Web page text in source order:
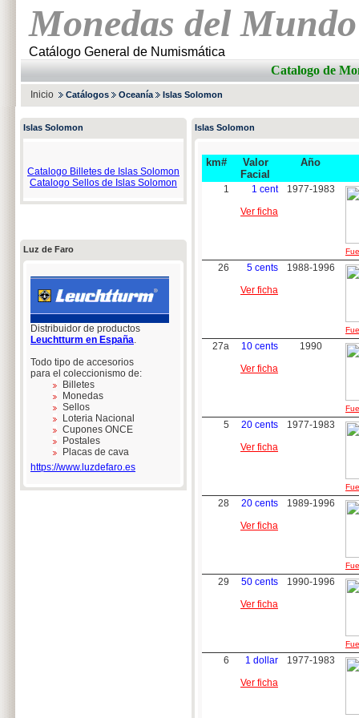
Monedas del Mundo
Catálogo General de Numismática
Catalogo de
Inicio Catálogos Oceanía Islas Solomon
Islas Solomon
Catalogo Billetes de Islas Solomon
Catalogo Sellos de Islas Solomon
Luz de Faro
Distribuidor de productos
Leuchtturm en España.
Todo tipo de accesorios
para el coleccionismo de:
Billetes
Monedas
Sellos
Loteria Nacional
Cupones ONCE
Postales
Placas de cava
https://www.luzdefaro.es
Islas Solomon
km#
Valor
Facial
Año
1
1 cent
Ver ficha
1977-1983
26
5 cents
Ver ficha
1988-1996
27a
10 cents
Ver ficha
1990
5
20 cents
Ver ficha
1977-1983
28
20 cents
Ver ficha
1989-1996
29
50 cents
Ver ficha
1990-1996
6
1 dollar
Ver ficha
1977-1983